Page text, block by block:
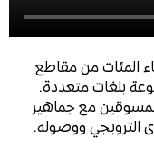
المئات من مقاطع
بلغات متعددة.
مع جماهير
الترويجي ووصوله.